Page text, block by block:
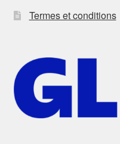
Termes et conditions